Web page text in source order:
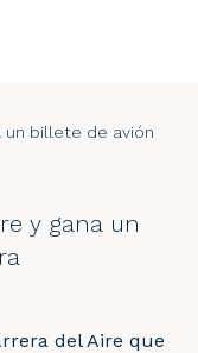
un billete de avión
y gana un
del Aire que